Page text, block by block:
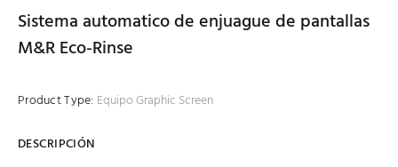
Sistema automatico de enjuague de pantallas
M&R Eco-Rinse
Product Type: Equipo Graphic Screen
DESCRIPCIÓN